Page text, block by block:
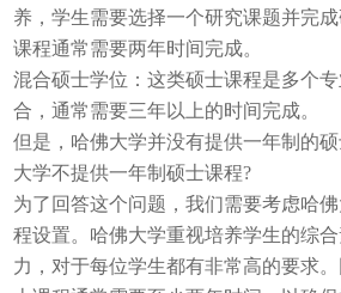
养，学生需要选择一个研究课题并完
课程通常需要两年时间完成。
混合硕士学位：这类硕士课程是多个
合，通常需要三年以上的时间完成。
但是，哈佛大学并没有提供一年制的硕
大学不提供一年制硕士课程?
为了回答这个问题，我们需要考虑哈
程设置。哈佛大学重视培养学生的综
力，对于每位学生都有非常高的要求